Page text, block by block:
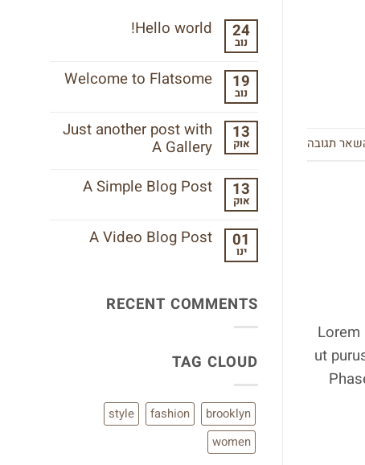
תגובה
ut
24
נוב
Hello world!
Hello 19
נוב
Welcome to Flatsome
על
Welcome
to
Flatsome
13
אוק
Just another post with
A Gallery
תגובות
על
with
13
אוק
A Simple Blog Post
על
A 01
ינו
A Video Blog Post
Video
RECENT COMMENTS
TAG CLOUD
brooklyn
fashion
style
women